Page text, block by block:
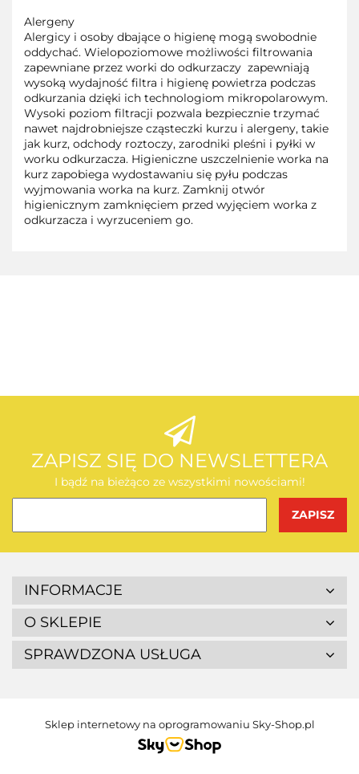
Alergeny
Alergicy i osoby dbające o higienę mogą swobodnie
oddychać. Wielopoziomowe możliwości filtrowania
zapewniane przez worki do odkurzaczy zapewniają
wysoką wydajność filtra i higienę powietrza podczas
odkurzania dzięki ich technologiom mikropolarowym.
Wysoki poziom filtracji pozwala bezpiecznie trzymać
nawet najdrobniejsze cząsteczki kurzu i alergeny, takie
jak kurz, odchody roztoczy, zarodniki pleśni i pyłki w
worku odkurzacza. Higieniczne uszczelnienie worka na
kurz zapobiega wydostawaniu się pyłu podczas
wyjmowania worka na kurz. Zamknij otwór
higienicznym zamknięciem przed wyjęciem worka z
odkurzacza i wyrzuceniem go.
AEG
ZAPISZ SIĘ DO NEWSLETTERA
I bądź na bieżąco ze wszystkimi nowościami!
INFORMACJE
O SKLEPIE
SPRAWDZONA USŁUGA
Sklep internetowy na oprogramowaniu Sky-Shop.pl